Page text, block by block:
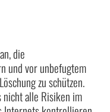
die
und vor unbefugtem
zu schützen.
nicht alle Risiken im